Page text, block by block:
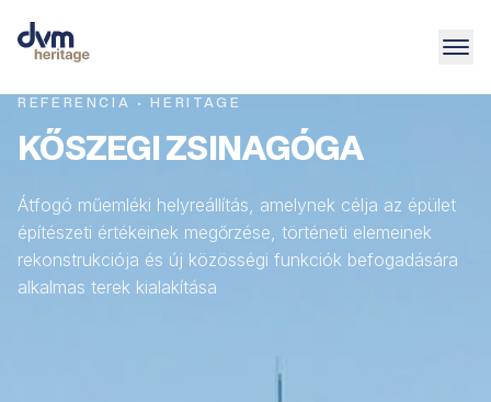
REFERENCIA · HERITAGE
KŐSZEGI ZSINAGÓGA
Átfogó műemléki helyreállítás, amelynek célja az épület
építészeti értékeinek megőrzése, történeti elemeinek
rekonstrukciója és új közösségi funkciók befogadására
alkalmas terek kialakítása